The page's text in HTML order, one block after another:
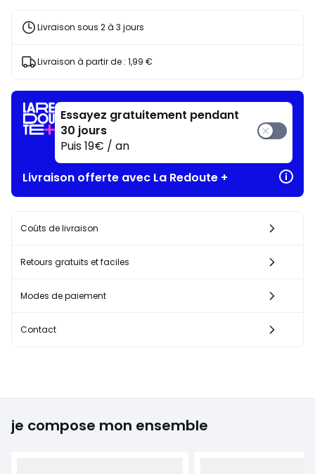
articles
J'en
Livraison sous 2 à 3 jours
Livraison à partir de : 1,99 €
Essayez gratuitement pendant
30 jours
Puis 19€ / an
Livraison offerte avec La Redoute +
Coûts de livraison
Retours gratuits et faciles
Modes de paiement
Contact
je compose mon ensemble